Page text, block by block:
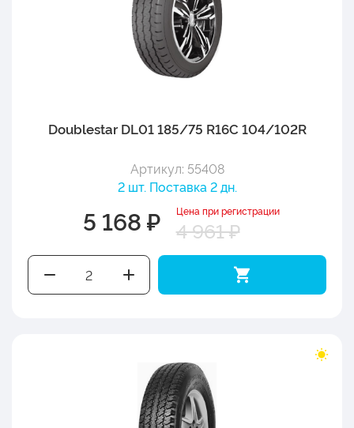
Doublestar DL01 185/75 R16C 104/102R
Артикул: 55408
2 шт. Поставка 2 дн.
5 168 ₽ Цена при регистрации
4 961 ₽